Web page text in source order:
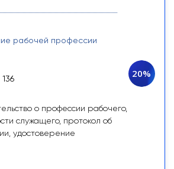
рабочей профессии
136
о профессии рабочего,
служащего, протокол об
удостоверение
20%